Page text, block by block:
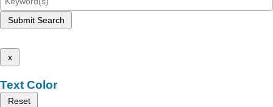
Submit Search
x
Text Color
Reset